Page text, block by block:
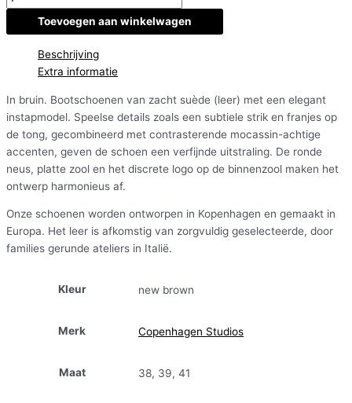
Toevoegen aan winkelwagen
Beschrijving
Extra informatie
In bruin. Bootschoenen van zacht suède (leer) met een elegant
instapmodel. Speelse details zoals een subtiele strik en franjes op
de tong, gecombineerd met contrasterende mocassin-achtige
accenten, geven de schoen een verfijnde uitstraling. De ronde
neus, platte zool en het discrete logo op de binnenzool maken het
ontwerp harmonieus af.
Onze schoenen worden ontworpen in Kopenhagen en gemaakt in
Europa. Het leer is afkomstig van zorgvuldig geselecteerde, door
families gerunde ateliers in Italië.
Kleur new brown
Merk Copenhagen Studios
Maat 38, 39, 41